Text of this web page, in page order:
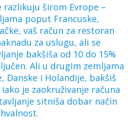
razlikuju širom Evrope –
poput Francuske,
vaš račun za restoran
za uslugu, ali se
bakšiša od 10 do 15%
Ali u drugim zemljama
Danske i Holandije, bakšiš
je zaokruživanje računa
sitniša dobar način